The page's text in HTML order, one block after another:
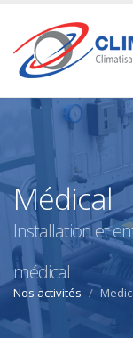
Médical
Installation et
médical
Nos activités